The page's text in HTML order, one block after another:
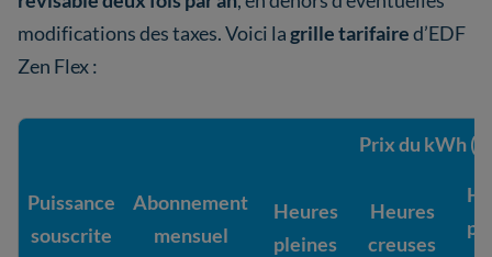
modifications des taxes. Voici lagrille tarifaired’EDF
Zen Flex :
Puissance
souscrite
Abonnement
mensuel
Prix du kWh
Heures
pleines
Heures
creuses